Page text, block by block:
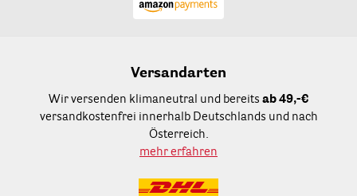
Versandarten
Wir versenden klimaneutral und bereits ab 49,-€
versandkostenfrei innerhalb Deutschlands und nach
Österreich.
mehr erfahren